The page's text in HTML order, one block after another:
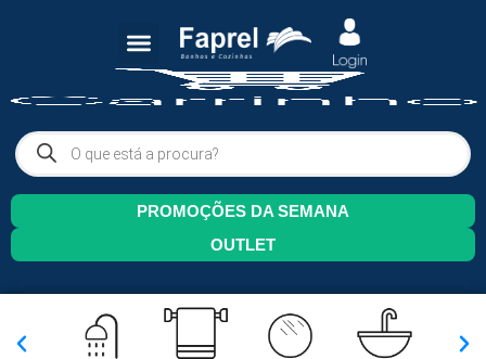
PROMOÇÕES DA SEMANA
OUTLET